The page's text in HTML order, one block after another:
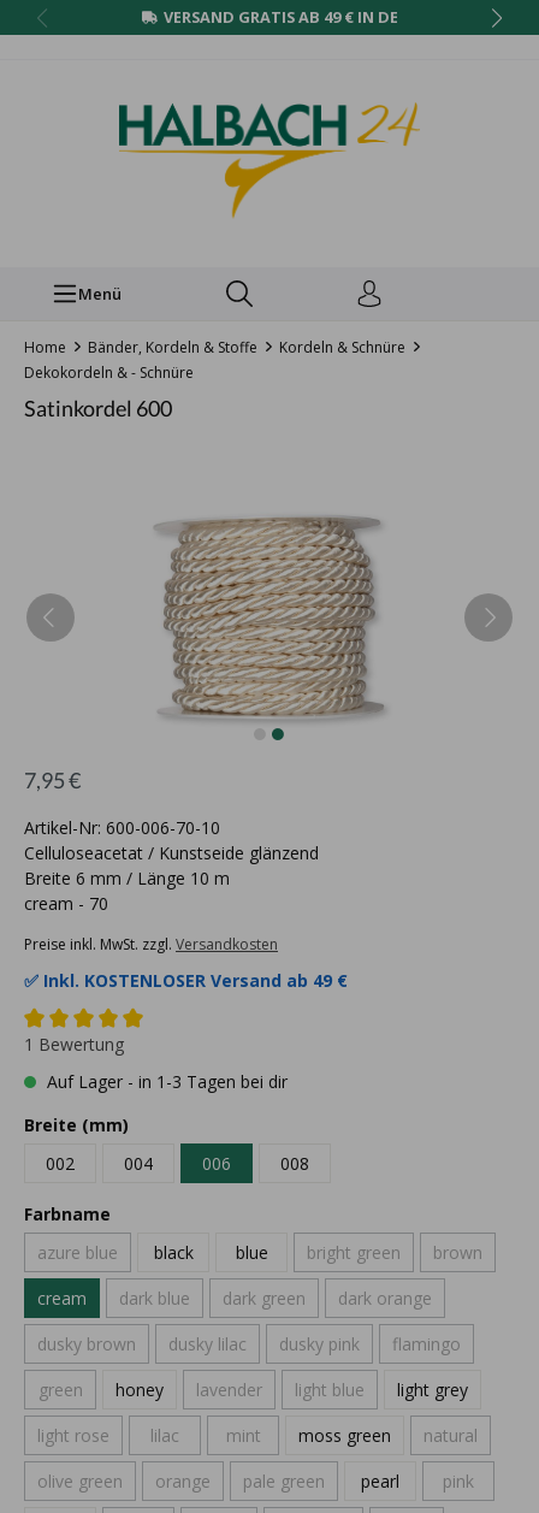
VERSAND GRATIS AB 49 € IN DE
Menü
Home Bänder, Kordeln & Stoffe
Kordeln & Schnüre
Dekokordeln & - Schnüre
Satinkordel 600
7,95 €
Artikel-Nr: 600-006-70-10
Celluloseacetat / Kunstseide glänzend
Breite 6 mm / Länge 10 m
cream - 70
Preise inkl. MwSt. zzgl. Versandkosten
✅ Inkl. KOSTENLOSER Versand ab 49 €
1 Bewertung
Auf Lager - in 1-3 Tagen bei dir
Breite (mm)
002
004 006 008
Farbname
azure blue
black blue bright green
brown
cream
dark blue dark green
dark orange
dusky brown
dusky lilac dusky pink
flamingo
green
honey lavender light blue
light grey
light rose
lilac mint moss green
natural
olive green
orange pale green pearl
pink